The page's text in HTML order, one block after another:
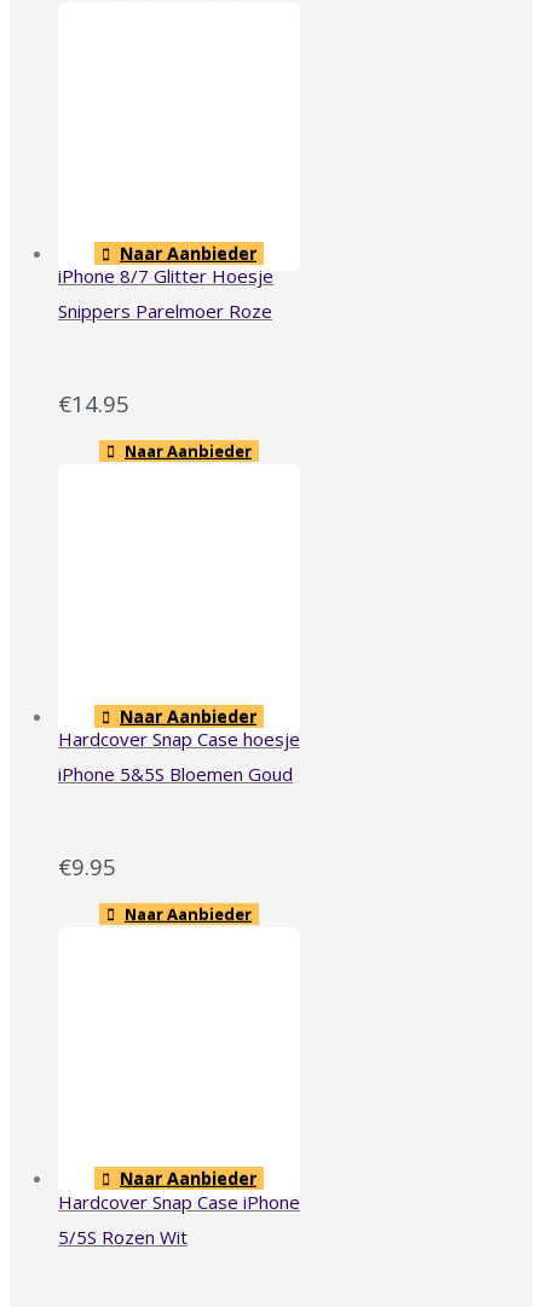
Naar Aanbieder
iPhone 8/7 Glitter Hoesje
Snippers Parelmoer Roze
€14.95
Naar Aanbieder
Naar Aanbieder
Hardcover Snap Case hoesje
iPhone 5&5S Bloemen Goud
€9.95
Naar Aanbieder
Naar Aanbieder
Hardcover Snap Case iPhone
5/5S Rozen Wit